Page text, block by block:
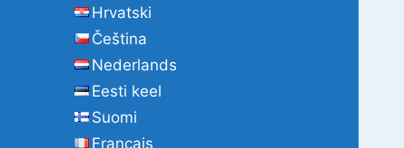
Hrvatski
Čeština
Nederlands
Eesti keel
Suomi
Français